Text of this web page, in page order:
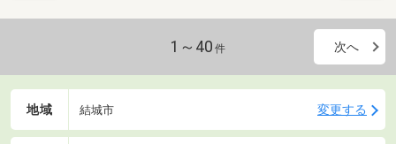
1～40 件 次へ
地域 結城市 変更する